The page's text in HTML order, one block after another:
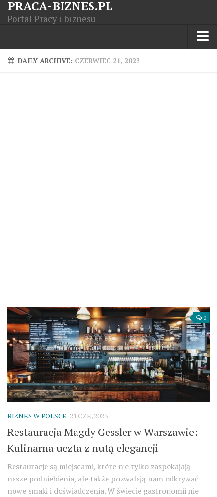
PRACA-BIZNES.PL
Portal Pracy i biznesu
Praca w kraju
DAILY ARCHIVE: CZERWIEC 21, 2023
0
BIZNES W POLSCE 21 CZE, 2023
Restauracja Magdy Gessler w Warszawie:
Kulinarna uczta z nutą elegancji
Restauracje są miejscami, które nie tylko zaspokajają
nasze podniebienia, ale także pozwalają nam odkrywać
nowe smaki i doświadczenia. W świecie gastronomii nie